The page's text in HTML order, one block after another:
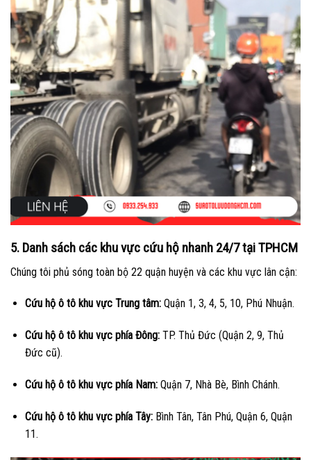
5. Danh sách các khu vực cứu hộ nhanh 24/7 tại TPHCM
Chúng tôi phủ sóng toàn bộ 22 quận huyện và các khu vực lân cận:
Cứu hộ ô tô khu vực Trung tâm:Quận 1, 3, 4, 5, 10, Phú Nhuận.
Cứu hộ ô tô khu vực phía Đông:TP. Thủ Đức (Quận 2, 9, Thủ
Đức cũ).
Cứu hộ ô tô khu vực phía Nam:Quận 7, Nhà Bè, Bình Chánh.
Cứu hộ ô tô khu vực phía Tây:Bình Tân, Tân Phú, Quận 6, Quận
11.